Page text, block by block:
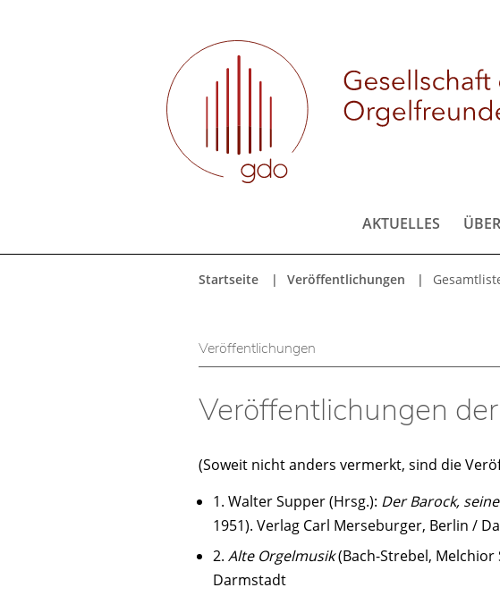
AKTUELLES
Startseite Veröffentlichungen
Veröffentlichungen
Veröffentlichungen
(Soweit nicht anders vermerkt, sind die
1. Walter Supper (Hrsg.): Der Barock,
1951). Verlag Carl Merseburger, Berlin /
2. Alte Orgelmusik(Bach-Strebel, Melchior
Darmstadt